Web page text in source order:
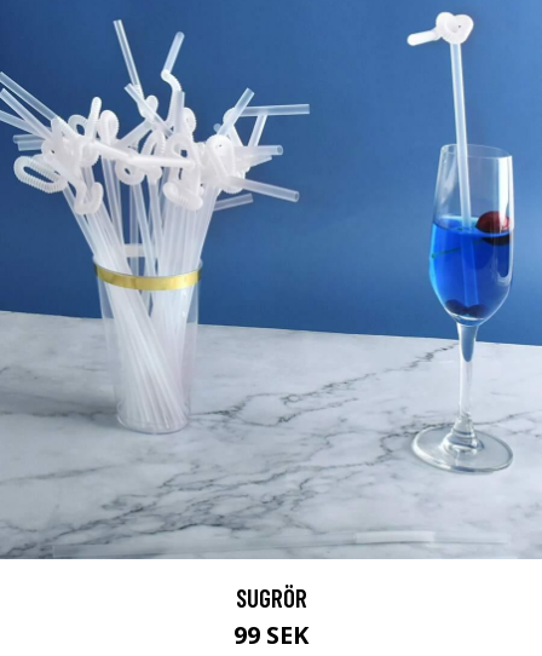
SUGRÖR
99 SEK